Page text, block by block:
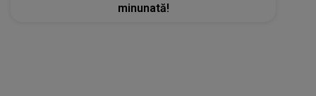
minunată!